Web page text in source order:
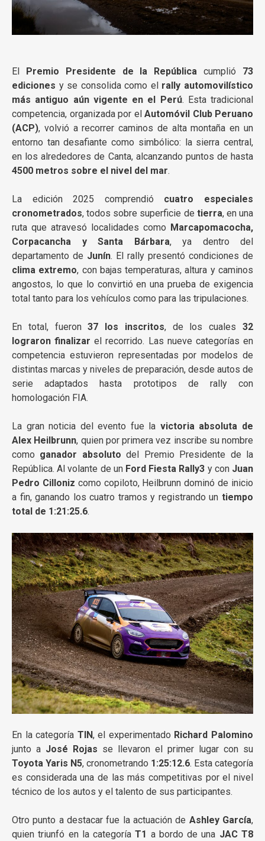
El Premio Presidente de la República cumplió 73
ediciones y se consolida como el rally automovilístico
más antiguo aún vigente en el Perú. Esta tradicional
competencia, organizada por el Automóvil Club Peruano
(ACP), volvió a recorrer caminos de alta montaña en un
entorno tan desafiante como simbólico: la sierra central,
en los alrededores de Canta, alcanzando puntos de hasta
4500 metros sobre el nivel del mar.
La edición 2025 comprendió cuatro especiales
cronometrados, todos sobre superficie de tierra, en una
ruta que atravesó localidades como Marcapomacocha,
Corpacancha y Santa Bárbara, ya dentro del
departamento de Junín. El rally presentó condiciones de
clima extremo, con bajas temperaturas, altura y caminos
angostos, lo que lo convirtió en una prueba de exigencia
total tanto para los vehículos como para las tripulaciones.
En total, fueron37 los inscritos, de los cuales32
lograron finalizar el recorrido. Las nueve categorías en
competencia estuvieron representadas por modelos de
distintas marcas y niveles de preparación, desde autos de
serie adaptados hasta prototipos de rally con
homologación FIA.
La gran noticia del evento fue la victoria absoluta de
Alex Heilbrunn, quien por primera vez inscribe su nombre
como ganador absoluto del Premio Presidente de la
República. Al volante de un Ford Fiesta Rally3 y con Juan
Pedro Cilloniz como copiloto, Heilbrunn dominó de inicio
a fin, ganando los cuatro tramos y registrando un tiempo
total de 1:21:25.6.
En la categoría TIN, el experimentado Richard Palomino
junto a José Rojas se llevaron el primer lugar con su
Toyota Yaris N5, cronometrando 1:25:12.6. Esta categoría
es considerada una de las más competitivas por el nivel
técnico de los autos y el talento de sus participantes.
Otro punto a destacar fue la actuación de Ashley García,
quien triunfó en la categoríaT1 a bordo de una JAC T8